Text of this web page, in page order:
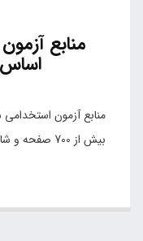
منابع
منابع آزمون
بیش از 700 صفحه و شامل همه منابع آزمون